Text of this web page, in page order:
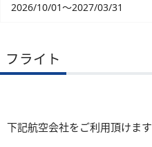
2026/10/01～2027/03/31
フライト
下記航空会社をご利用頂けます